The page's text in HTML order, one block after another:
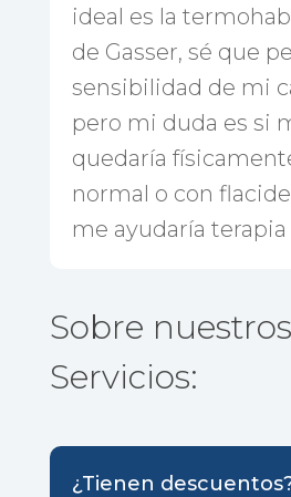
ideal es la
de Gasser, sé que
sensibilidad de mi
pero mi duda es si
quedaría
normal o con
me ayudaría terapia
Sobre nuestros
Servicios:
¿Tienen